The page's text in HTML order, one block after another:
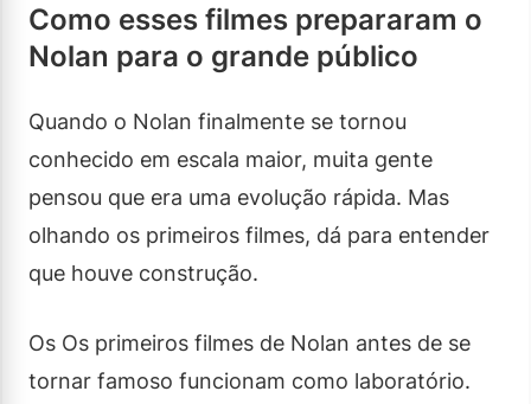
Como esses filmes prepararam o
Nolan para o grande público
Quando o Nolan finalmente se tornou
conhecido em escala maior, muita gente
pensou que era uma evolução rápida. Mas
olhando os primeiros filmes, dá para entender
que houve construção.
Os Os primeiros filmes de Nolan antes de se
tornar famoso funcionam como laboratório.